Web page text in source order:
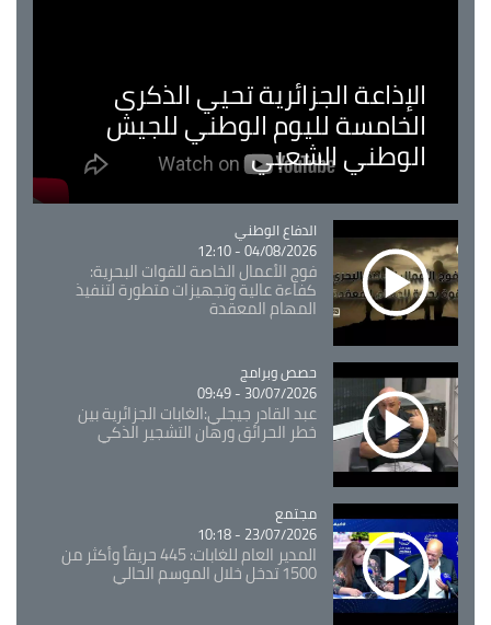
الإذاعة الجزائرية تحيي الذكرى
الخامسة لليوم الوطني للجيش
الوطني الشعبي
Catégorie
الدفاع الوطني
04/08/2026 - 12:10
فوج الأعمال الخاصة للقوات البحرية:
كفاءة عالية وتجهيزات متطورة لتنفيذ
المهام المعقدة
Catégorie
حصص وبرامج
30/07/2026 - 09:49
عبد القادر جيجلي:الغابات الجزائرية بين
خطر الحرائق ورهان التشجير الذكي
Catégorie
مجتمع
23/07/2026 - 10:18
المدير العام للغابات: 445 حريقاً وأكثر من
1500 تدخل خلال الموسم الحالي